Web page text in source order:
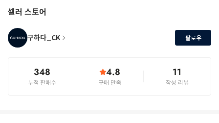
셀러 스토어
구하다_CK 팔로우
348
누적 판매수
4.8
구매 만족
11
작성 리뷰